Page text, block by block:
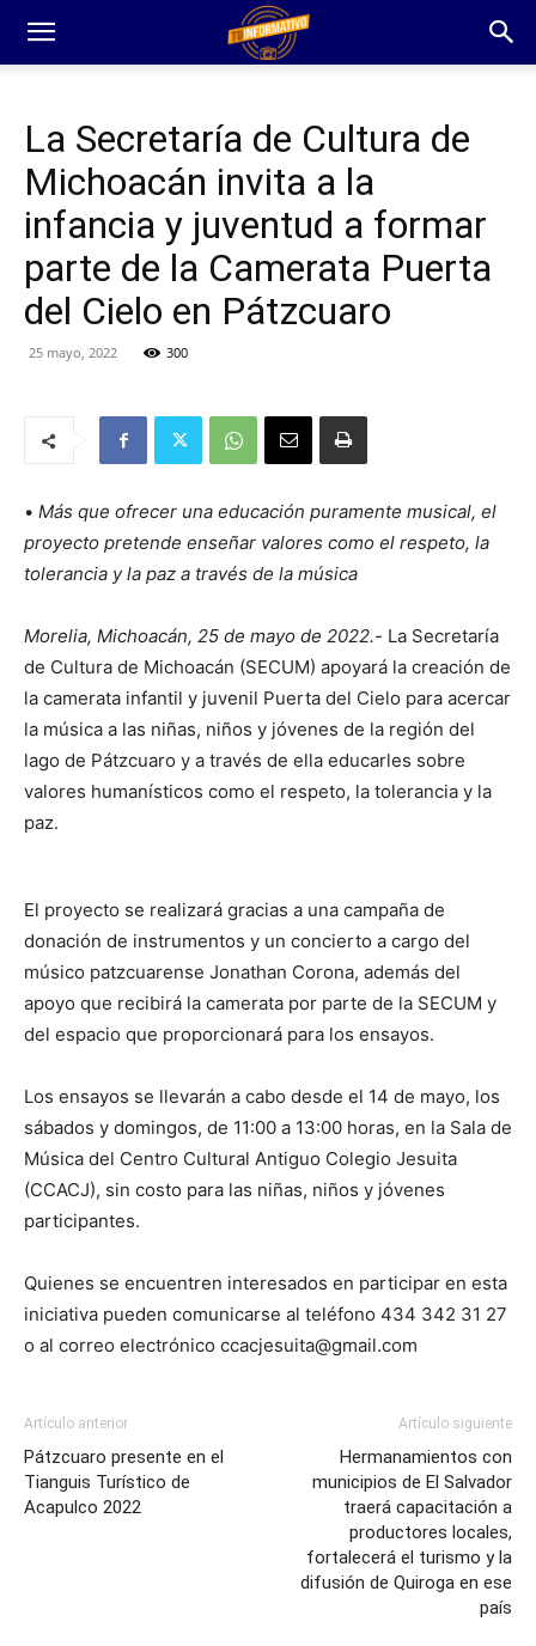
La Secretaría de Cultura de
Michoacán invita a la
infancia y juventud a formar
parte de la Camerata Puerta
del Cielo en Pátzcuaro
25 mayo, 2022 300
• Más que ofrecer una educación puramente musical, el
proyecto pretende enseñar valores como el respeto, la
tolerancia y la paz a través de la música
Morelia, Michoacán, 25 de mayo de 2022.- La Secretaría
de Cultura de Michoacán (SECUM) apoyará la creación de
la camerata infantil y juvenil Puerta del Cielo para acercar
la música a las niñas, niños y jóvenes de la región del
lago de Pátzcuaro y a través de ella educarles sobre
valores humanísticos como el respeto, la tolerancia y la
paz.
El proyecto se realizará gracias a una campaña de
donación de instrumentos y un concierto a cargo del
músico patzcuarense Jonathan Corona, además del
apoyo que recibirá la camerata por parte de la SECUM y
del espacio que proporcionará para los ensayos.
Los ensayos se llevarán a cabo desde el 14 de mayo, los
sábados y domingos, de 11:00 a 13:00 horas, en la Sala de
Música del Centro Cultural Antiguo Colegio Jesuita
(CCACJ), sin costo para las niñas, niños y jóvenes
participantes.
Quienes se encuentren interesados en participar en esta
iniciativa pueden comunicarse al teléfono 434 342 31 27
o al correo electrónico ccacjesuita@gmail.com
Artículo anterior
Pátzcuaro presente en el
Tianguis Turístico de
Acapulco 2022
Artículo siguiente
Hermanamientos con
municipios de El Salvador
traerá capacitación a
productores locales,
fortalecerá el turismo y la
difusión de Quiroga en ese
país